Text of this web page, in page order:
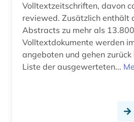
bauzeichnung (1)
bauökologie (3)
bayern (3)
Volltextzeitschriften, davon
reviewed. Zusätzlich enthält
Abstracts zu mehr als
Volltextdokumente werden
angeboten und gehen zurück
Liste der ausgewerteten...